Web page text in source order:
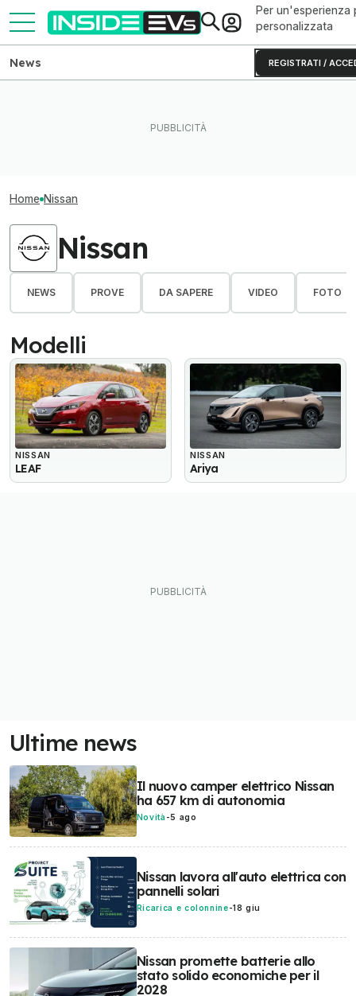
Per un'esperienza
personalizzata
REGISTRATI /
News
Home Nissan
Nissan
NEWS PROVE DA SAPERE VIDEO FOTO
Modelli
NISSAN
LEAF
NISSAN
Ariya
Ultime news
Il nuovo camper elettrico Nissan
ha 657 km di autonomia
Novità -5 ago
Nissan lavora all'auto elettrica con
pannelli solari
Ricarica e colonnine-18 giu
Nissan promette batterie allo
stato solido economiche per il
2028